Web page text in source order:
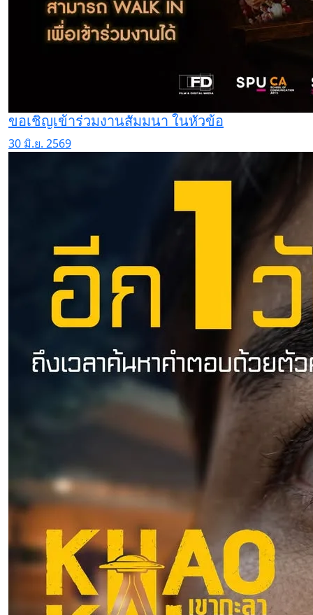
ขอเชิญเข้าร่วมงานสัมมนา ในหัวข้อ
30 มิ.ย. 2569